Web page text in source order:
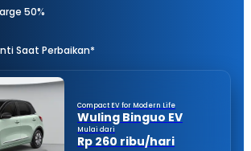
50%
Saat Perbaikan*
Compact EV for Modern Life
Wuling Binguo EV
Mulai dari
Rp 260 ribu/hari